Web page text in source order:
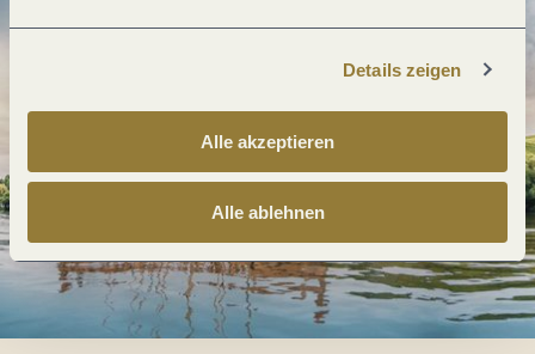
Details zeigen
Alle akzeptieren
Alle ablehnen